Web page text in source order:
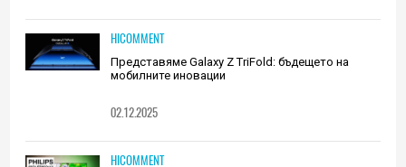
HICOMMENT
Представяме Galaxy Z TriFold: бъдещето на
мобилните иновации
02.12.2025
HICOMMENT